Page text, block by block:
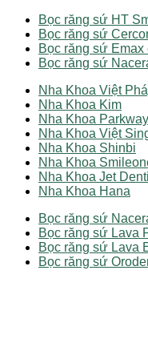
Bọc răng sứ HT
Bọc răng sứ
Bọc răng sứ Emax
Bọc răng sứ
Nha Khoa Việt
Nha Khoa Kim
Nha Khoa Parkway
Nha Khoa Việt
Nha Khoa Shinbi
Nha Khoa
Nha Khoa Jet
Nha Khoa Hana
Bọc răng sứ
Bọc răng sứ Lava
Bọc răng sứ Lava
Bọc răng sứ